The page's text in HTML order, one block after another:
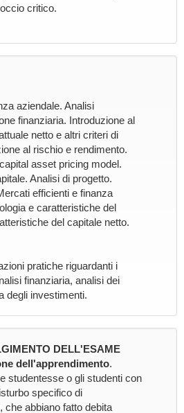
critico.
aziendale. Analisi
finanziaria. Introduzione al
netto e altri criteri di
al rischio e rendimento.
asset pricing model.
Analisi di progetto.
efficienti e finanza
e caratteristiche del
del capitale netto.
pratiche riguardanti i
finanziaria, analisi dei
degli investimenti.
DELL'ESAME
dell'apprendimento.
studentesse o gli studenti con
specifico di
che abbiano fatto debita